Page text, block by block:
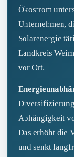
Ökostrom
Unternehmen,
Solarenergie
Landkreis
vor Ort.
Abhängigkeit
Das erhöht die
und senkt